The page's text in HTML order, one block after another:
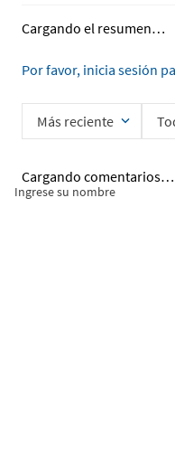
Cargando el resumen…
Por favor, inicia sesión
Más reciente
Cargando comentarios…
Ingrese su nombre